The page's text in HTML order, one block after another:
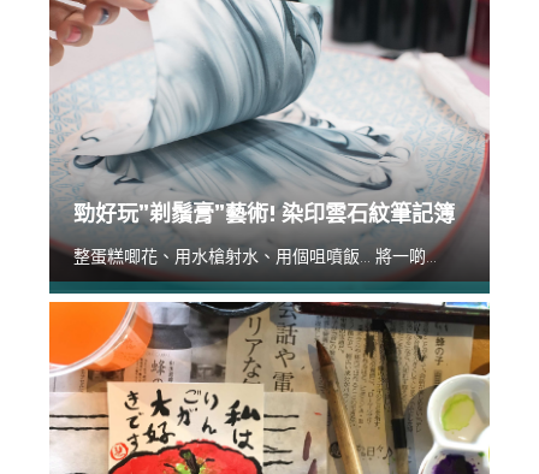
勁好玩”剃鬚膏”藝術! 染印雲石紋筆記簿
整蛋糕唧花、用水槍射水、用個咀噴飯... 將一啲...